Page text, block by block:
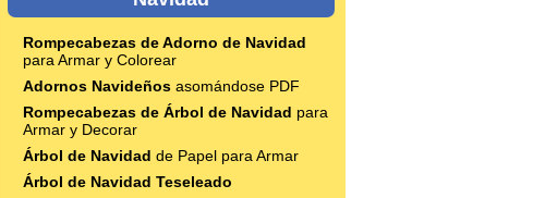
Rompecabezas de Adorno de Navidad
para Armar y Colorear
Adornos Navideños asomándose PDF
Rompecabezas de Árbol de Navidad para
Armar y Decorar
Árbol de Navidad de Papel para Armar
Árbol de Navidad Teseleado